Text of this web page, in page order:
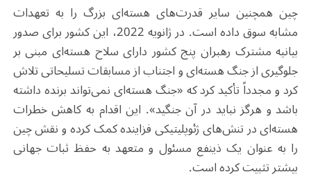
چین همچنین سایر قدرت‌های هسته‌ای بزرگ را به تعهدات
مشابه سوق داده است. در ژانویه 2022، این کشور برای صدور
بیانیه مشترک رهبران پنج کشور دارای سلاح هسته‌ای مبنی بر
جلوگیری از جنگ هسته‌ای و اجتناب از مسابقات تسلیحاتی تلاش
کرد و مجدداً تأکید کرد که «جنگ هسته‌ای نمی‌تواند برنده داشته
باشد و هرگز نباید در آن جنگید». این اقدام به کاهش خطرات
هسته‌ای در تنش‌های ژئوپلیتیکی فزاینده کمک کرده و نقش چین
را به عنوان یک ذینفع مسئول و متعهد به حفظ ثبات جهانی
بیشتر تثبیت کرده است.